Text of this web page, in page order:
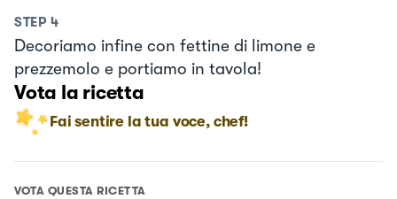
STEP 4
Decoriamo infine con fettine di limone e
prezzemolo e portiamo in tavola!
Vota la ricetta
Fai sentire la tua voce, chef!
VOTA QUESTA RICETTA